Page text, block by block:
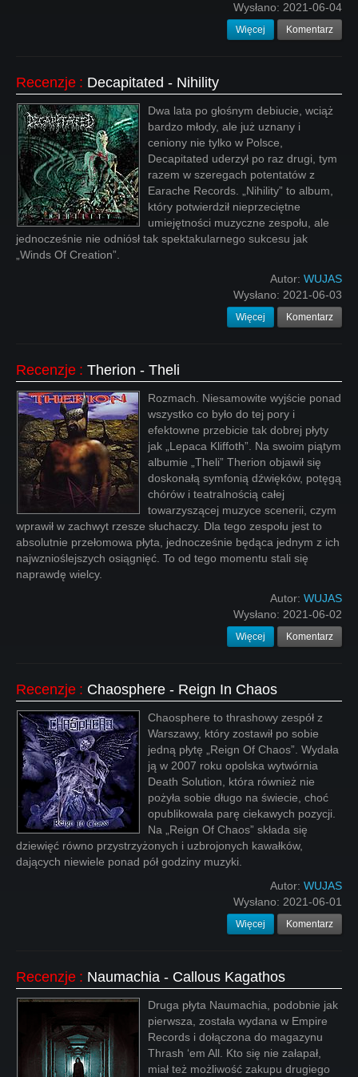
Wysłano: 2021-06-04
Więcej Komentarz
Recenzje : Decapitated - Nihility
Dwa lata po głośnym debiucie, wciąż
bardzo młody, ale już uznany i
ceniony nie tylko w Polsce,
Decapitated uderzył po raz drugi, tym
razem w szeregach potentatów z
Earache Records. „Nihility” to album,
który potwierdził nieprzeciętne
umiejętności muzyczne zespołu, ale
jednocześnie nie odniósł tak spektakularnego sukcesu jak
„Winds Of Creation”.
Autor: WUJAS
Wysłano: 2021-06-03
Więcej Komentarz
Recenzje : Therion - Theli
Rozmach. Niesamowite wyjście ponad
wszystko co było do tej pory i
efektowne przebicie tak dobrej płyty
jak „Lepaca Kliffoth”. Na swoim piątym
albumie „Theli” Therion objawił się
doskonałą symfonią dźwięków, potęgą
chórów i teatralnością całej
towarzyszącej muzyce scenerii, czym
wprawił w zachwyt rzesze słuchaczy. Dla tego zespołu jest to
absolutnie przełomowa płyta, jednocześnie będąca jednym z ich
najwznioślejszych osiągnięć. To od tego momentu stali się
naprawdę wielcy.
Autor: WUJAS
Wysłano: 2021-06-02
Więcej Komentarz
Recenzje : Chaosphere - Reign In Chaos
Chaosphere to thrashowy zespół z
Warszawy, który zostawił po sobie
jedną płytę „Reign Of Chaos”. Wydała
ją w 2007 roku opolska wytwórnia
Death Solution, która również nie
pożyła sobie długo na świecie, choć
opublikowała parę ciekawych pozycji.
Na „Reign Of Chaos” składa się
dziewięć równo przystrzyżonych i uzbrojonych kawałków,
dających niewiele ponad pół godziny muzyki.
Autor: WUJAS
Wysłano: 2021-06-01
Więcej Komentarz
Recenzje : Naumachia - Callous Kagathos
Druga płyta Naumachia, podobnie jak
pierwsza, została wydana w Empire
Records i dołączona do magazynu
Thrash ‘em All. Kto się nie załapał,
miał też możliwość zakupu drugiego